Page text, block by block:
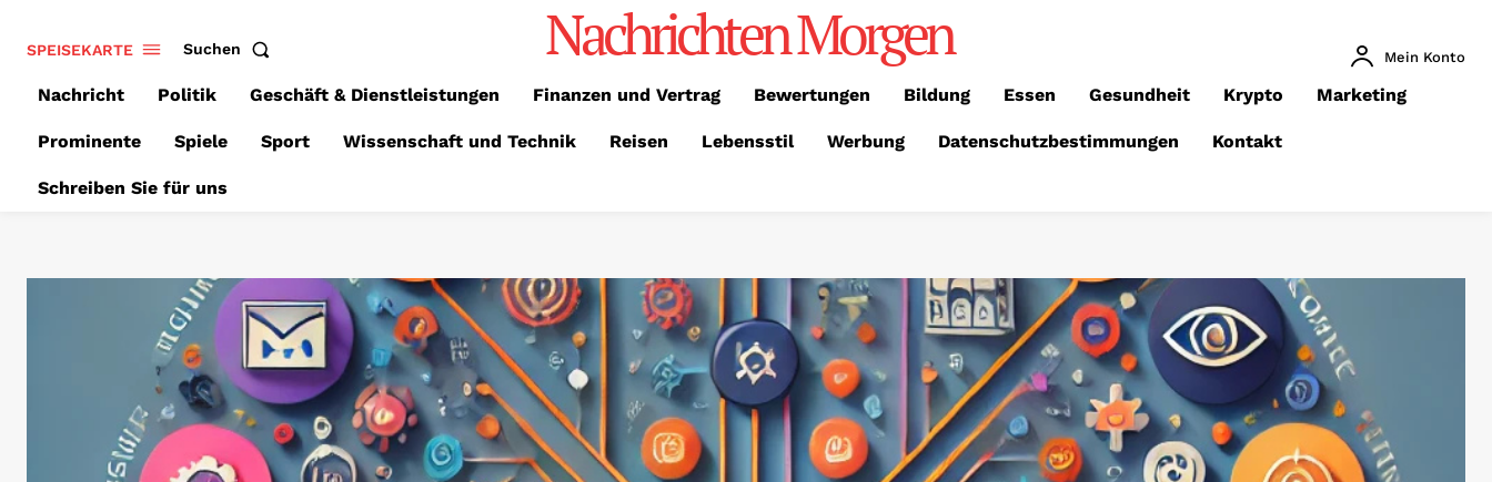
SPEISEKARTE Suchen Nachrichten Morgen Mein Konto
Nachricht Politik Geschäft & Dienstleistungen Finanzen und Vertrag Bewertungen Bildung Essen Gesundheit Krypto Marketing
Prominente Spiele Sport Wissenschaft und Technik Reisen Lebensstil Werbung Datenschutzbestimmungen Kontakt
Schreiben Sie für uns